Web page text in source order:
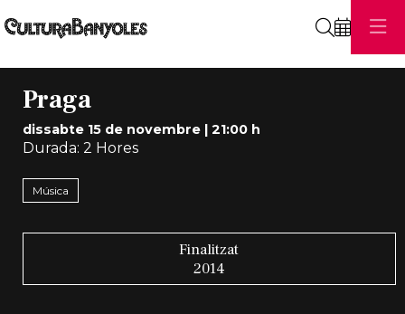
Praga
dissabte 15 de novembre| 21:00 h
Durada: 2 Hores
Música
Finalitzat
2014